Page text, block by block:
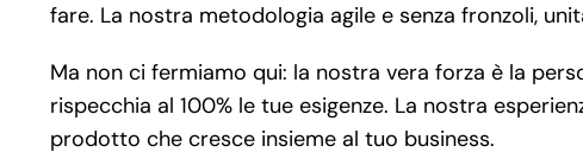
fare. La nostra metodologia agile e senza fronzoli,
Ma non ci fermiamo qui: la nostra vera forza è la
rispecchia al 100% le tue esigenze. La nostra
prodotto che cresce insieme al tuo business.